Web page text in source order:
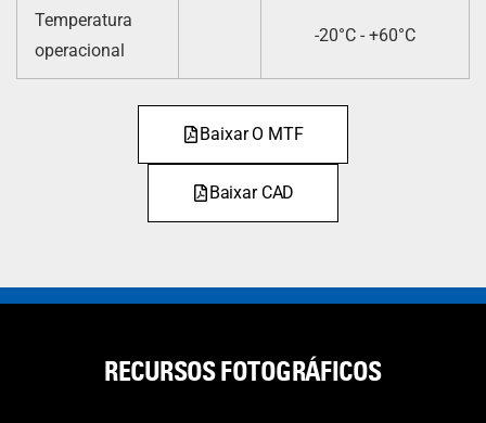
Temperatura
operacional
-20°C - +60°C
Baixar O MTF
Baixar CAD
RECURSOS FOTOGRÁFICOS